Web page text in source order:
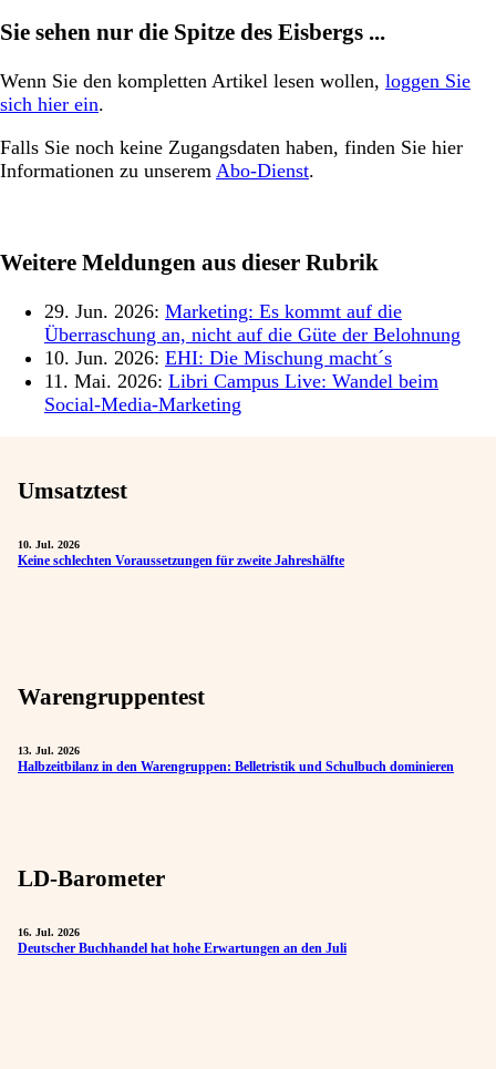
Sie sehen nur die Spitze des Eisbergs ...
Wenn Sie den kompletten Artikel lesen wollen, loggen Sie
sich hier ein.
Falls Sie noch keine Zugangsdaten haben, finden Sie hier
Informationen zu unserem Abo-Dienst.
Weitere Meldungen aus dieser Rubrik
29. Jun. 2026: Marketing: Es kommt auf die
Überraschung an, nicht auf die Güte der Belohnung
10. Jun. 2026: EHI: Die Mischung macht´s
11. Mai. 2026: Libri Campus Live: Wandel beim
Social-Media-Marketing
Umsatztest
10. Jul. 2026
Keine schlechten Voraussetzungen für zweite Jahreshälfte
Warengruppentest
13. Jul. 2026
Halbzeitbilanz in den Warengruppen: Belletristik und Schulbuch dominieren
LD-Barometer
16. Jul. 2026
Deutscher Buchhandel hat hohe Erwartungen an den Juli